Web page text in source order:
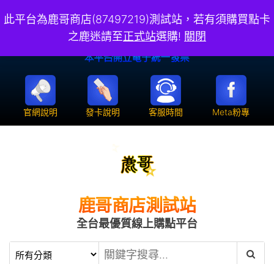
此平台為鹿哥商店(87497219)測試站，若有須購買點卡
之鹿迷請至正式站選購! 關閉
官網說明 發卡說明 客服時間 Meta粉專
鹿哥商店測試站
全台最優質線上購點平台